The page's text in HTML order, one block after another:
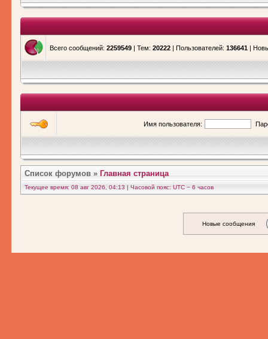
Всего сообщений: 2259549 | Тем: 20222 | Пользователей: 136641 |
Имя пользователя:
Список форумов » Главная страница
Текущее время: 08 авг 2026, 04:13 | Часовой пояс: UTC − 6 часов
Новые сообщения